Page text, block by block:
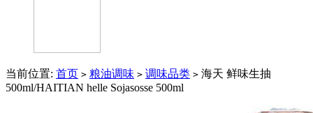
当前位置: 首页 > 粮油调味 > 调味品类 > 海天 鲜味生抽
500ml/HAITIAN helle Sojasosse 500ml